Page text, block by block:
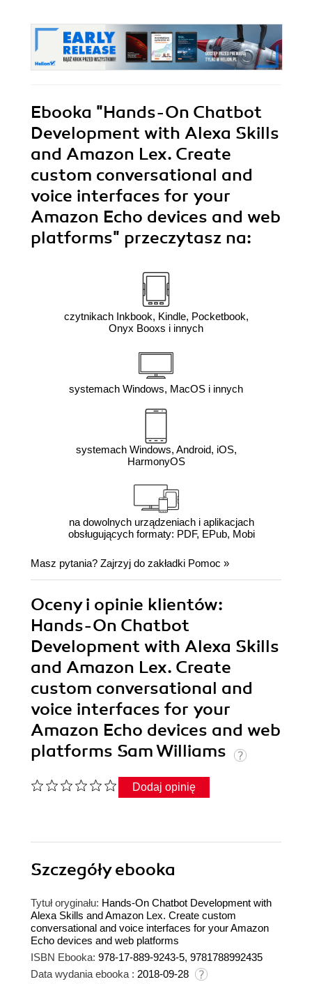
Ebooka "Hands-On Chatbot
Development with Alexa Skills
and Amazon Lex. Create
custom conversational and
voice interfaces for your
Amazon Echo devices and web
platforms" przeczytasz na:
czytnikach Inkbook, Kindle, Pocketbook,
Onyx Booxs i innych
systemach Windows, MacOS i innych
systemach Windows, Android, iOS,
HarmonyOS
na dowolnych urządzeniach i aplikacjach
obsługujących formaty: PDF, EPub, Mobi
Masz pytania? Zajrzyj do zakładki Pomoc »
Oceny i opinie klientów:
Hands-On Chatbot
Development with Alexa Skills
and Amazon Lex. Create
custom conversational and
voice interfaces for your
Amazon Echo devices and web
platforms Sam Williams
Dodaj opinię
Szczegółyebooka
Tytuł oryginału: Hands-On Chatbot Development with
Alexa Skills and Amazon Lex. Create custom
conversational and voice interfaces for your Amazon
Echo devices and web platforms
ISBN Ebooka: 978-17-889-9243-5, 9781788992435
Data wydania ebooka : 2018-09-28